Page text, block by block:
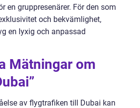
en gruppresenärer. För den som
och bekvämlighet,
en lyxig och anpassad
Mätningar om
av flygtrafiken till Dubai kan